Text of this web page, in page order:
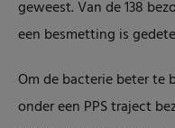
geweest. Van de 138
een besmetting is
Om de bacterie beter te
onder een PPS traject